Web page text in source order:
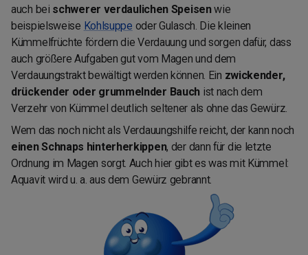
auch bei schwerer verdaulichen Speisenwie
beispielsweise Kohlsuppe oder Gulasch. Die kleinen
Kümmelfrüchte fördern die Verdauung und sorgen dafür, dass
auch größere Aufgaben gut vom Magen und dem
Verdauungstrakt bewältigt werden können. Ein zwickender,
drückender oder grummelnder Bauch ist nach dem
Verzehr von Kümmel deutlich seltener als ohne das Gewürz.
Wem das noch nicht als Verdauungshilfe reicht, der kann noch
einen Schnaps hinterherkippen, der dann für die letzte
Ordnung im Magen sorgt. Auch hier gibt es was mit Kümmel:
Aquavit wird u. a. aus dem Gewürz gebrannt.